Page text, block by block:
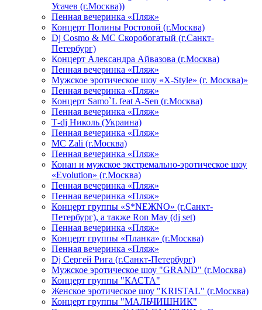
Усачев (г.Москва))
Пенная вечеринка «Пляж»
Концерт Полины Ростовой (г.Москва)
Dj Cosmo & МС Скоробогатый (г.Санкт-
Петербург)
Концерт Александра Айвазова (г.Москва)
Пенная вечеринка «Пляж»
Мужское эротическое шоу «X-Style» (г. Москва)»
Пенная вечеринка «Пляж»
Концерт Samo`L feat A-Sen (г.Москва)
Пенная вечеринка «Пляж»
Т-dj Николь (Украина)
Пенная вечеринка «Пляж»
МС Zali (г.Москва)
Пенная вечеринка «Пляж»
Конан и мужское экстремально-эротическое шоу
«Evolution» (г.Москва)
Пенная вечеринка «Пляж»
Пенная вечеринка «Пляж»
Концерт группы «S*NEЖNO» (г.Санкт-
Петербург), а также Ron May (dj set)
Пенная вечеринка «Пляж»
Концерт группы «Планка» (г.Москва)
Пенная вечеринка «Пляж»
Dj Сергей Рига (г.Санкт-Петербург)
Мужское эротическое шоу "GRAND" (г.Москва)
Концерт группы "КАСТА"
Женское эротическое шоу "KRISTAL" (г.Москва)
Концерт группы "МАЛЬЧИШНИК"